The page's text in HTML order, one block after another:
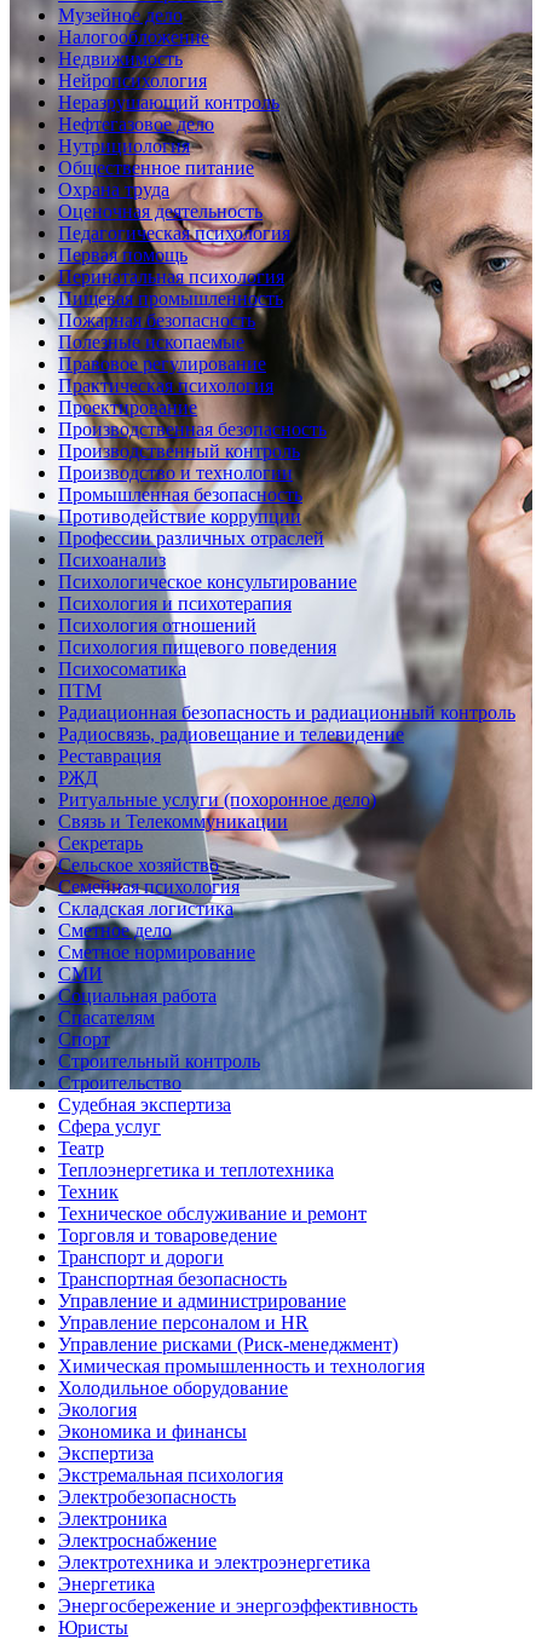
Музейное дело
Налогообложение
Недвижимость
Нейропсихология
Неразрушающий контроль
Нефтегазовое дело
Нутрициология
Общественное питание
Охрана труда
Оценочная деятельность
Педагогическая психология
Первая помощь
Перинатальная психология
Пищевая промышленность
Пожарная безопасность
Полезные ископаемые
Правовое регулирование
Практическая психология
Проектирование
Производственная безопасность
Производственный контроль
Производство и технологии
Промышленная безопасность
Противодействие коррупции
Профессии различных отраслей
Психоанализ
Психологическое консультирование
Психология и психотерапия
Психология отношений
Психология пищевого поведения
Психосоматика
ПТМ
Радиационная безопасность и радиационный контроль
Радиосвязь, радиовещание и телевидение
Реставрация
РЖД
Ритуальные услуги (похоронное дело)
Связь и Телекоммуникации
Секретарь
Сельское хозяйство
Семейная психология
Складская логистика
Сметное дело
Сметное нормирование
СМИ
Социальная работа
Спасателям
Спорт
Строительный контроль
Строительство
Судебная экспертиза
Сфера услуг
Театр
Теплоэнергетика и теплотехника
Техник
Техническое обслуживание и ремонт
Торговля и товароведение
Транспорт и дороги
Транспортная безопасность
Управление и администрирование
Управление персоналом и HR
Управление рисками (Риск-менеджмент)
Химическая промышленность и технология
Холодильное оборудование
Экология
Экономика и финансы
Экспертиза
Экстремальная психология
Электробезопасность
Электроника
Электроснабжение
Электротехника и электроэнергетика
Энергетика
Энергосбережение и энергоэффективность
Юристы